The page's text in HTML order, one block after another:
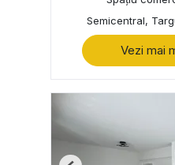
Semicentral,
Vezi mai